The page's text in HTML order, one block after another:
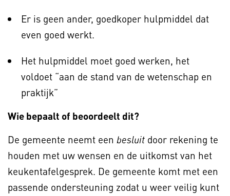
Er is geen ander, goedkoper hulpmiddel dat
even goed werkt.
Het hulpmiddel moet goed werken, het
voldoet “aan de stand van de wetenschap en
praktijk”
Wie bepaalt of beoordeelt dit?
De gemeente neemt een besluit door rekening te
houden met uw wensen en de uitkomst van het
keukentafelgesprek. De gemeente komt met een
passende ondersteuning zodat u weer veilig kunt